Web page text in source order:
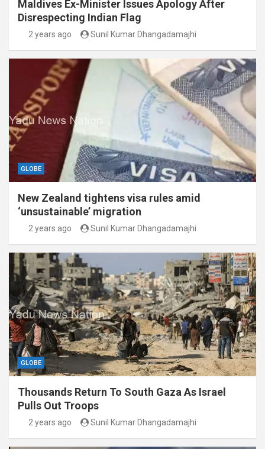
Maldives Ex-Minister Issues Apology After
Disrespecting Indian Flag
2 years ago Sunil Kumar Dhangadamajhi
GLOBE
New Zealand tightens visa rules amid
‘unsustainable’ migration
2 years ago Sunil Kumar Dhangadamajhi
GLOBE
Thousands Return To South Gaza As Israel
Pulls Out Troops
2 years ago Sunil Kumar Dhangadamajhi